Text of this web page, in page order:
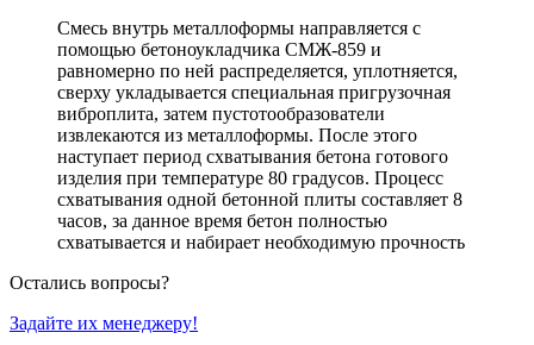
Смесь внутрь металлоформы направляется с
помощью бетоноукладчика СМЖ-859 и
равномерно по ней распределяется, уплотняется,
сверху укладывается специальная пригрузочная
виброплита, затем пустотообразователи
извлекаются из металлоформы. После этого
наступает период схватывания бетона готового
изделия при температуре 80 градусов. Процесс
схватывания одной бетонной плиты составляет 8
часов, за данное время бетон полностью
схватывается и набирает необходимую прочность
Остались вопросы?
Задайте их менеджеру!